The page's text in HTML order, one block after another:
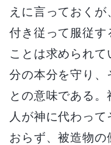
えに言っておく
付き従って服従す
ことは求められ
分の本分を守り、
との意味である。
人が神に代わっ
おらず、被造物